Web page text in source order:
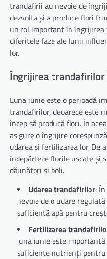
trandafirii au nevoie de
dezvolta și a produce flori
un rol important în îngrijirea
diferitele faze ale lunii
lor.
Îngrijirea trandafirilor
Luna iunie este o perioadă
trandafirilor, deoarece este
încep să producă flori. În
asigure o îngrijire
udarea și fertilizarea lor. De
îndepărteze florile uscate și
dăunători și boli.
Udarea trandafirilor:
nevoie de o udare
suficientă apă pentru
Fertilizarea
luna iunie este
suficiente nutrienți pentru